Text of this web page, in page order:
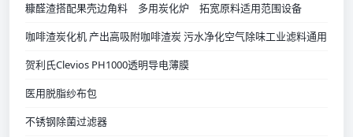
糠醛渣搭配果壳边角料 多用炭化炉 拓宽原料适用范围设备
咖啡渣炭化机 产出高吸附咖啡渣炭 污水净化空气除味工业滤料通用
贺利氏Clevios PH1000透明导电薄膜
医用脱脂纱布包
不锈钢除菌过滤器